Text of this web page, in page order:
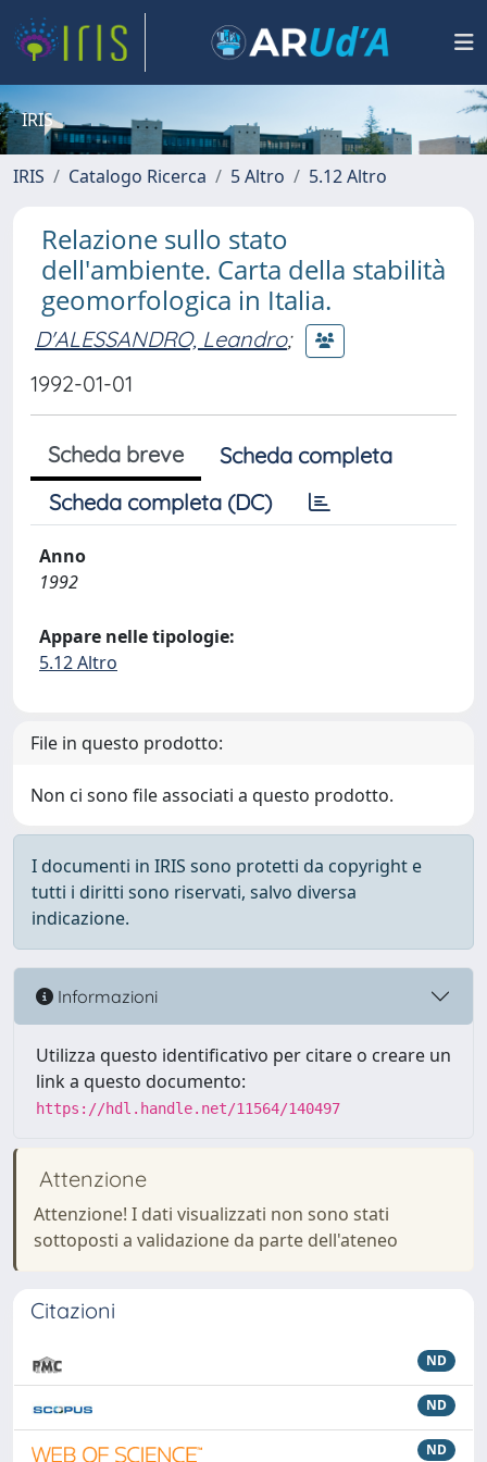
IRIS
IRIS Catalogo Ricerca 5 Altro 5.12 Altro
Relazione sullo stato
dell'ambiente. Carta della stabilità
geomorfologica in Italia.
D'ALESSANDRO, Leandro;
1992-01-01
Scheda breve
Scheda completa
Scheda completa (DC)
Anno
1992
Appare nelle tipologie:
5.12 Altro
File in questo prodotto:
Non ci sono file associati a questo prodotto.
I documenti in IRIS sono protetti da copyright e
tutti i diritti sono riservati, salvo diversa
indicazione.
Informazioni
Utilizza questo identificativo per citare o creare un
link a questo documento:
https://hdl.handle.net/11564/140497
Attenzione
Attenzione! I dati visualizzati non sono stati
sottoposti a validazione da parte dell'ateneo
Citazioni
ND
ND
ND